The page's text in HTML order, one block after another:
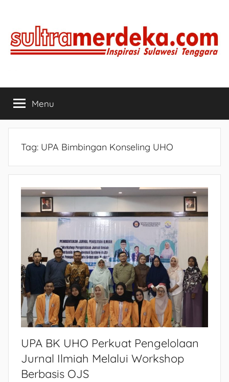
content
SULTRAMERDEKA.COM
TenggaraMenu
Tag: UPA Bimbingan Konseling UHO
UPA BK UHO Perkuat Pengelolaan
Jurnal Ilmiah Melalui Workshop
Berbasis OJS